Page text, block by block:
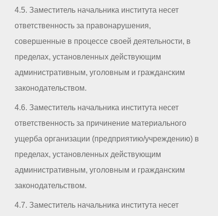
4.5. Заместитель начальника института несет
ответственность за правонарушения,
совершенные в процессе своей деятельности, в
пределах, установленных действующим
административным, уголовным и гражданским
законодательством.
4.6. Заместитель начальника института несет
ответственность за причинение материального
ущерба организации (предприятию/учреждению) в
пределах, установленных действующим
административным, уголовным и гражданским
законодательством.
4.7. Заместитель начальника института несет